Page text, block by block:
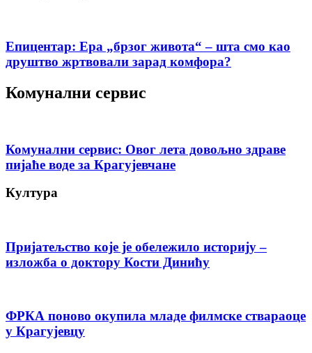
Епицентар: Ера „брзог живота“ – шта смо као
друштво жртвовали зарад комфора?
Комунални сервис
Комунални сервис: Овог лета довољно здраве
пијаће воде за Крагујевчане
Култура
Пријатељство које је обележило историју –
изложба о доктору Кости Динићу
ФРКА поново окупила младе филмске ствараоце
у Крагујевцу